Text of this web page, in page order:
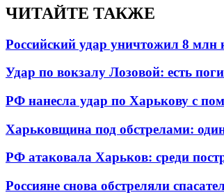
ЧИТАЙТЕ ТАКЖЕ
Российский удар уничтожил 8 млн
Удар по вокзалу Лозовой: есть
РФ нанесла удар по Харькову с
Харьковщина под обстрелами:
РФ атаковала Харьков: среди
Россияне снова обстреляли